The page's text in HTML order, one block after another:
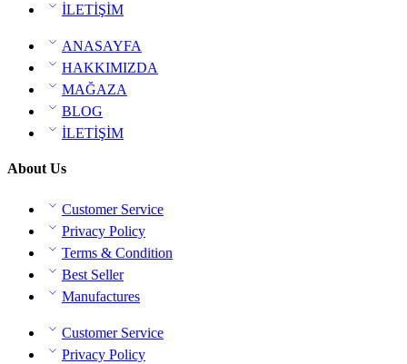
İLETİŞİM
ANASAYFA
HAKKIMIZDA
MAĞAZA
BLOG
İLETİŞİM
About Us
Customer Service
Privacy Policy
Terms & Condition
Best Seller
Manufactures
Customer Service
Privacy Policy